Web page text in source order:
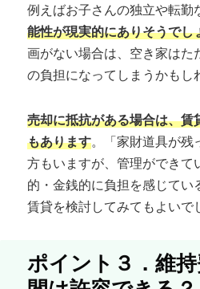
例えばお子さんの独立や転勤
能性が現実的にありそうでし
画がない場合は、空き家はた
の負担になってしまうかもし
売却に抵抗がある場合は、賃
もあります。「家財道具が残
方もいますが、管理ができて
的・金銭的に負担を感じてい
賃貸を検討してみてもよいで
ポイント３．維